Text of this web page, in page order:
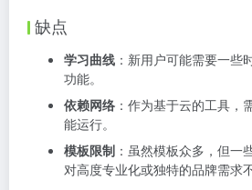
缺点
学习曲线 ：新用户可能需要一些
功能。
依赖网络 ：作为基于云的工具，
能运行。
模板限制 ：虽然模板众多，但一
对高度专业化或独特的品牌需求